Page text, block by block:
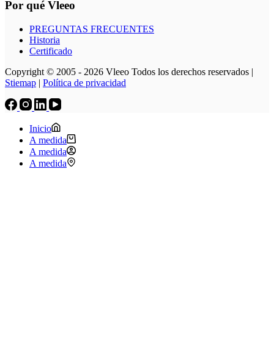
Por qué Vleeo
PREGUNTAS FRECUENTES
Historia
Certificado
Copyright © 2005 - 2026 Vleeo Todos los derechos reservados |
Stiemap | Política de privacidad
Inicio
A medida
A medida
A medida